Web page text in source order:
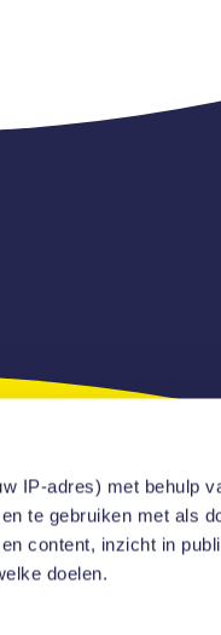
IP-adres) met behulp
te gebruiken met als
content, inzicht in
doelen.